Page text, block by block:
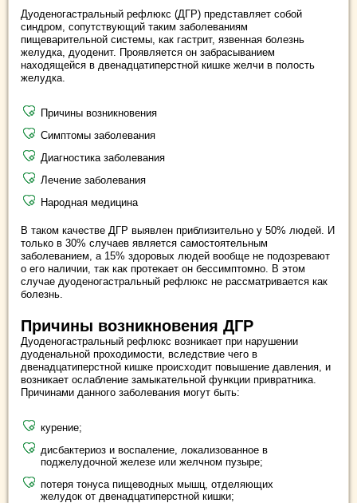
Дуоденогастральный рефлюкс (ДГР) представляет собой
синдром, сопутствующий таким заболеваниям
пищеварительной системы, как гастрит, язвенная болезнь
желудка, дуоденит. Проявляется он забрасыванием
находящейся в двенадцатиперстной кишке желчи в полость
желудка.
Причины возникновения
Симптомы заболевания
Диагностика заболевания
Лечение заболевания
Народная медицина
В таком качестве ДГР выявлен приблизительно у 50% людей. И
только в 30% случаев является самостоятельным
заболеванием, а 15% здоровых людей вообще не подозревают
о его наличии, так как протекает он бессимптомно. В этом
случае дуоденогастральный рефлюкс не рассматривается как
болезнь.
Причины возникновения ДГР
Дуоденогастральный рефлюкс возникает при нарушении
дуоденальной проходимости, вследствие чего в
двенадцатиперстной кишке происходит повышение давления, и
возникает ослабление замыкательной функции привратника.
Причинами данного заболевания могут быть:
курение;
дисбактериоз и воспаление, локализованное в
поджелудочной железе или желчном пузыре;
потеря тонуса пищеводных мышц, отделяющих
желудок от двенадцатиперстной кишки;